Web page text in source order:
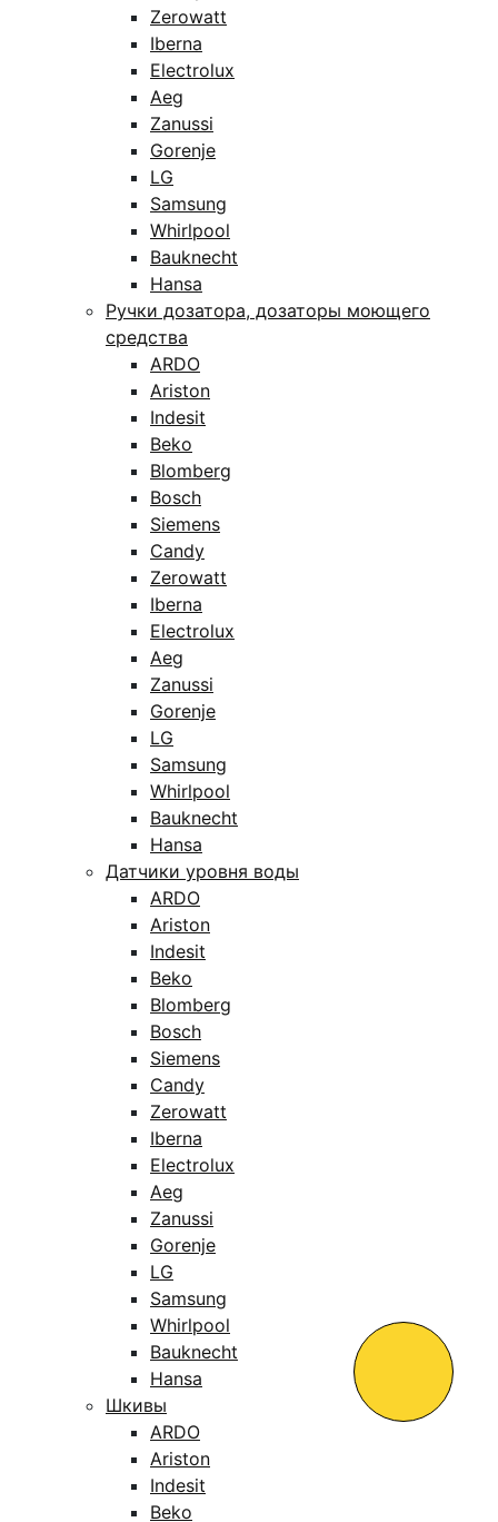
Zerowatt
Iberna
Electrolux
Aeg
Zanussi
Gorenje
LG
Samsung
Whirlpool
Bauknecht
Hansa
Ручки дозатора, дозаторы моющего
средства
ARDO
Ariston
Indesit
Beko
Blomberg
Bosch
Siemens
Candy
Zerowatt
Iberna
Electrolux
Aeg
Zanussi
Gorenje
LG
Samsung
Whirlpool
Bauknecht
Hansa
Датчики уровня воды
ARDO
Ariston
Indesit
Beko
Blomberg
Bosch
Siemens
Candy
Zerowatt
Iberna
Electrolux
Aeg
Zanussi
Gorenje
LG
Samsung
Whirlpool
Bauknecht
Hansa
Шкивы
ARDO
Ariston
Indesit
Beko